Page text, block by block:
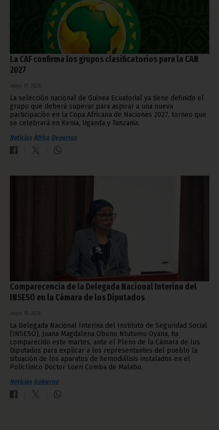
La CAF confirma los grupos clasificatorios para la CAN
2027
mayo 19, 2026
La selección nacional de Guinea Ecuatorial ya tiene definido el
grupo que deberá superar para aspirar a una nueva
participación en la Copa Africana de Naciones 2027, torneo que
se celebrará en Kenia, Uganda y Tanzania.
Noticias África Deportes
Comparecencia de la Delegada Nacional Interina del
INSESO en la Cámara de los Diputados
mayo 19, 2026
La Delegada Nacional Interina del Instituto de Seguridad Social
(INSESO), Juana Magdalena Obono Ntutumu Oyana, ha
comparecido este martes, ante el Pleno de la Cámara de los
Diputados para explicar a los representantes del pueblo la
situación de los aparatos de hemodiálisis instalados en el
Policlínico Doctor Loeri Comba de Malabo.
Noticias Gobierno